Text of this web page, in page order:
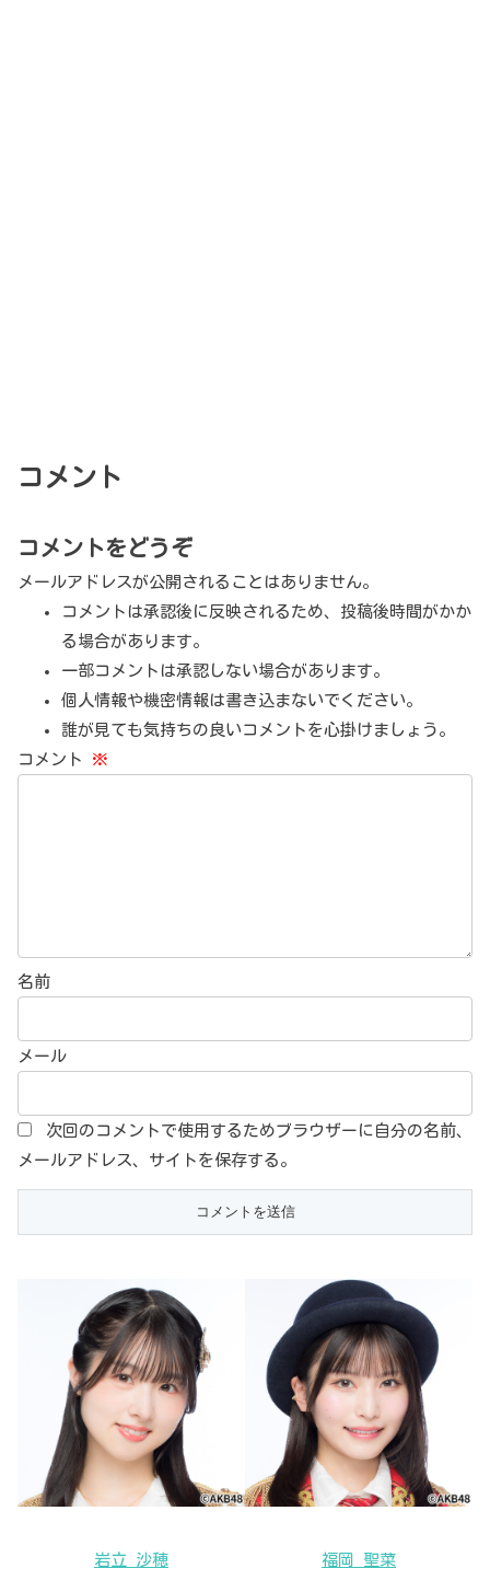
コメント
コメントをどうぞ
メールアドレスが公開されることはありません。
コメントは承認後に反映されるため、投稿後時間がかか
る場合があります。
一部コメントは承認しない場合があります。
個人情報や機密情報は書き込まないでください。
誰が見ても気持ちの良いコメントを心掛けましょう。
コメント ※
名前
メール
次回のコメントで使用するためブラウザーに自分の名前、
メールアドレス、サイトを保存する。
岩立 沙穂 福岡 聖菜